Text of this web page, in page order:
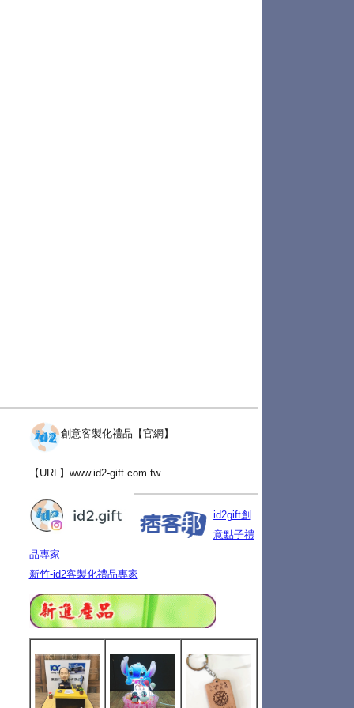
創意客製化禮品【官網】
【URL】 www.id2-gift.com.tw
id2gift創
意點子禮
品專家
新竹-id2客製化禮品專家